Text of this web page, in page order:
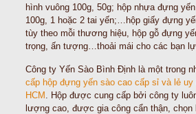
hình vuông 100g, 50g; hộp nhựa đựng
100g, 1 hoặc 2 tai yến;…hộp giấy đựng
tùy theo mỗi thương hiệu, hộp gỗ đựng
trọng, ấn tượng…thoải mái cho các bạn
Công ty Yến Sào Bình Định là một trong
cấp hộp đựng yến sào cao cấp sỉ và lẻ
HCM
. Hộp được cung cấp bởi công ty
lượng cao, được gia công cẩn thận,